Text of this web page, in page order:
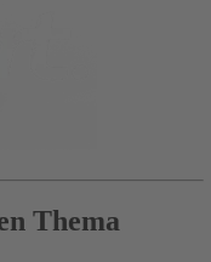
Thema